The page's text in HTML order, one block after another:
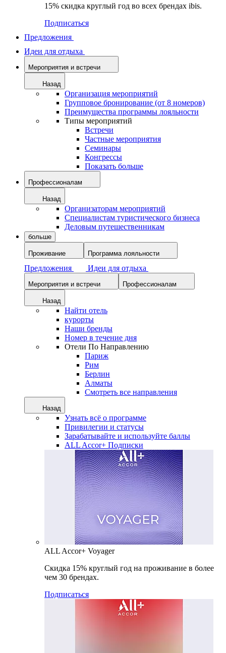
15% скидка круглый год во всех брендах ibis.
Подписаться
Предложения
Идеи для отдыха
Мероприятия и встречи
Назад
Организация мероприятий
Групповое бронирование (от 8 номеров)
Преимущества программы лояльности
Типы мероприятий
Встречи
Частные мероприятия
Семинары
Конгрессы
Показать больше
Профессионалам
Назад
Организаторам мероприятий
Специалистам туристического бизнеса
Деловым путешественникам
больше
Проживание Программа лояльности
Предложения Идеи для отдыха
Мероприятия и встречи Профессионалам
Назад
Найти отель
курорты
Наши бренды
Номер в течение дня
Отели По Направлению
Париж
Рим
Берлин
Алматы
Смотреть все направления
Назад
Узнать всё о программе
Привилегии и статусы
Зарабатывайте и используйте баллы
ALL Accor+ Подписки
ALL Accor+ Voyager
Скидка 15% круглый год на проживание в более
чем 30 брендах.
Подписаться